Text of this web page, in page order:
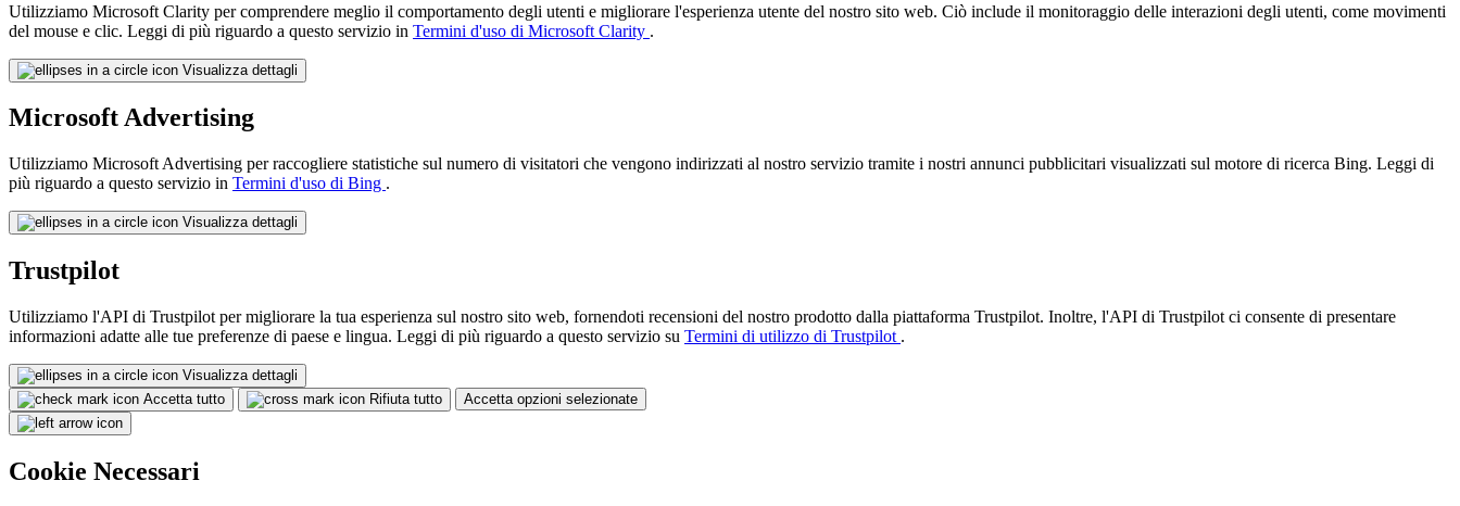
Utilizziamo Microsoft Clarity per comprendere meglio il comportamento degli utenti e migliorare l'esperienza utente del nostro sito web. Ciò include il monitoraggio delle interazioni degli utenti, come movimenti
del mouse e clic. Leggi di più riguardo a questo servizio in Termini d'uso di Microsoft Clarity .
Visualizza dettagli
Microsoft Advertising
Utilizziamo Microsoft Advertising per raccogliere statistiche sul numero di visitatori che vengono indirizzati al nostro servizio tramite i nostri annunci pubblicitari visualizzati sul motore di ricerca Bing. Leggi di
più riguardo a questo servizio in Termini d'uso di Bing .
Visualizza dettagli
Trustpilot
Utilizziamo l'API di Trustpilot per migliorare la tua esperienza sul nostro sito web, fornendoti recensioni del nostro prodotto dalla piattaforma Trustpilot. Inoltre, l'API di Trustpilot ci consente di presentare
informazioni adatte alle tue preferenze di paese e lingua. Leggi di più riguardo a questo servizio su Termini di utilizzo di Trustpilot .
Visualizza dettagli
Accetta tutto
Rifiuta tutto Accetta opzioni selezionate
Cookie Necessari